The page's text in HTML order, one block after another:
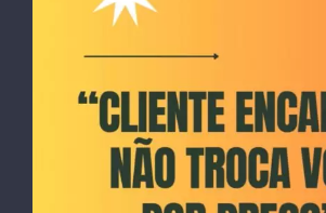
Cliente encantado não troca
preço